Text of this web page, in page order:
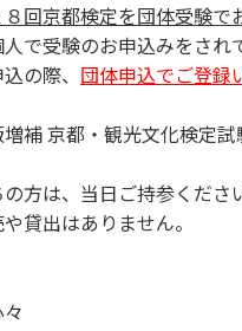
回京都検定を団体受験で
のお申込みをされてい
、 団体申込でご登録
補 京都・観光文化検定
当日ご持参ください
ありません。